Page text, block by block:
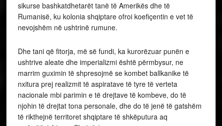
sikurse bashkatdhetarët tanë të Amerikës dhe të
Rumanisë, ku kolonia shqiptare ofroi koefiçentin e vet të
nevojshëm në ushtrinë rumune.
Dhe tani që fitorja, më së fundi, ka kurorëzuar punën e
ushtrive aleate dhe imperializmi është përmbysur, ne
marrim guximin të shpresojmë se kombet ballkanike të
nxitura prej realizmit të aspiratave të tyre të verteta
nacionale mbi parimin e të drejtave të kombeve, do të
njohin të drejtat tona personale, dhe do të jenë të gatshëm
të rikthejnë territoret shqiptare të shkëputura aq